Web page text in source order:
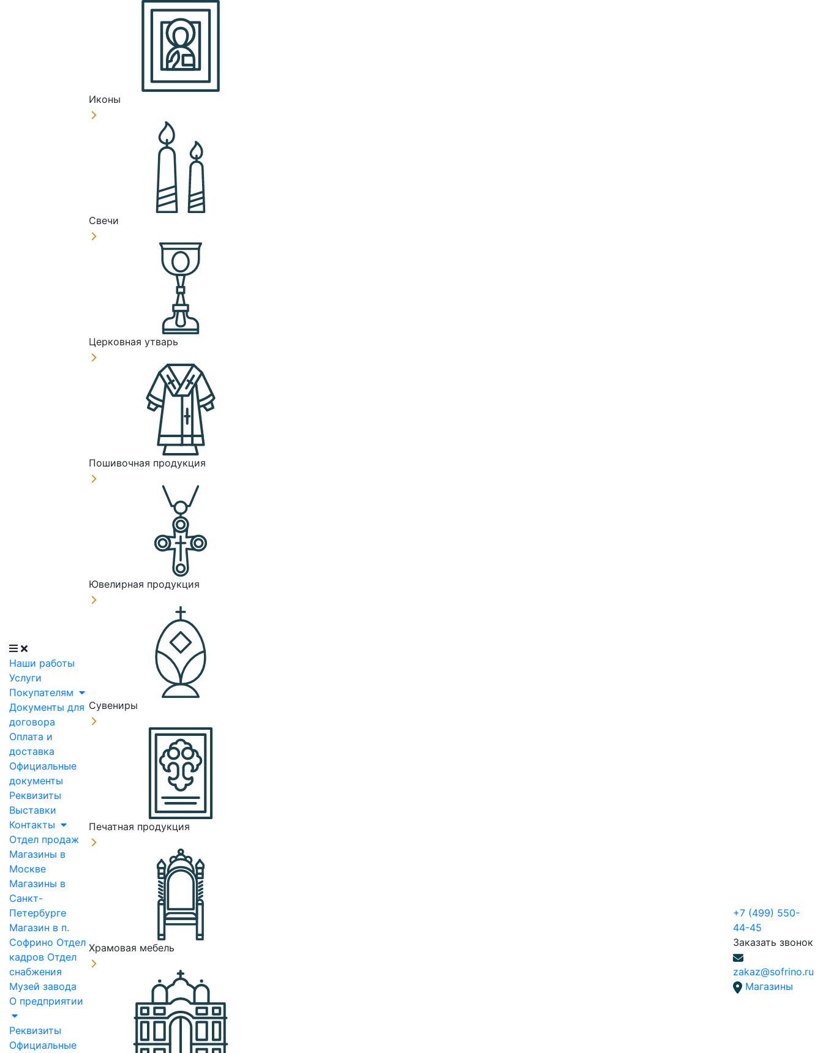
Наши работы
Услуги
Покупателям
Документы для
договора
Оплата и
доставка
Официальные
документы
Реквизиты
Выставки
Контакты
Отдел продаж
Магазины в
Москве
Магазины в
Санкт-
Петербурге
Магазин в п.
Софрино Отдел
кадров Отдел
снабжения
Музей завода
О предприятии
Реквизиты
Официальные
Иконы
Свечи
Церковная утварь
Пошивочная продукция
Ювелирная продукция
Сувениры
Печатная продукция
Храмовая мебель
+7 (499) 550-
44-45
Заказать звонок
zakaz@sofrino.ru
Магазины